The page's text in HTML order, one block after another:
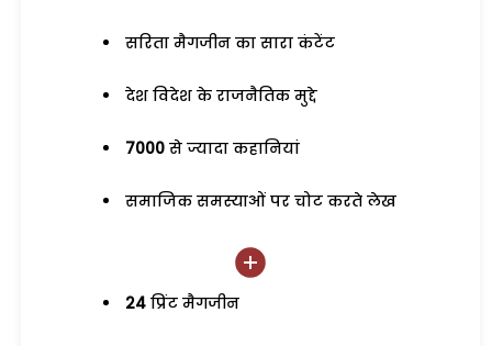
सरिता मैगजीन का सारा कंटेंट
देश विदेश के राजनैतिक मुद्दे
7000 से ज्यादा कहानियां
समाजिक समस्याओं पर चोट करते लेख
24 प्रिंट मैगजीन